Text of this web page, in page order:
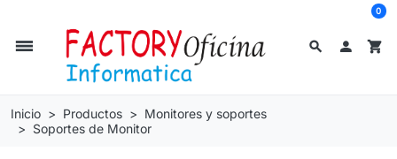
search
dehaze  shopping_cart
0
Inicio Productos
Monitores y soportes
Soportes de Monitor